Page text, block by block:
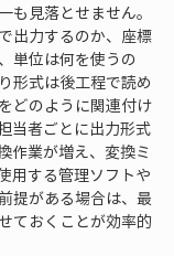
も見落とせません。
出力するのか、座標
単位は何を使うの
形式は後工程で読め
どのように関連付け
当者ごとに出力形式
作業が増え、変換ミ
用する管理ソフトや
提がある場合は、最
ておくことが効率的